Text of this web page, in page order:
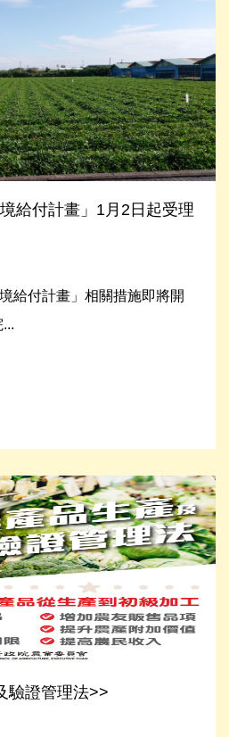
給付計畫」1月2日起受理
給付計畫」相關措施即將開
驗證管理法>>